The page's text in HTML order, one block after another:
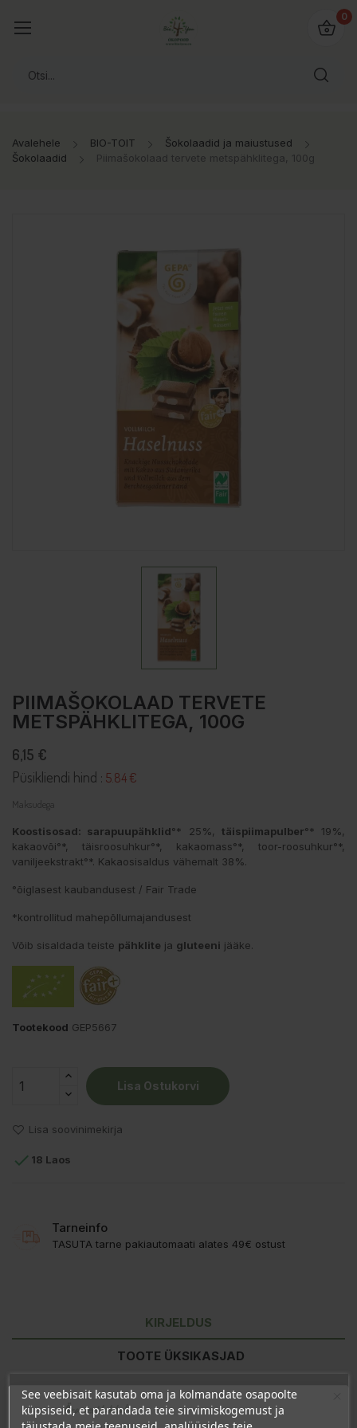
0
Avalehele BIO-TOIT
Šokolaadid ja maiustused
Šokolaadid
Piimašokolaad tervete metspähklitega, 100g
PIIMAŠOKOLAAD TERVETE
METSPÄHKLITEGA, 100G
6,15 €
Püsikliendi hind : 5.84 €
Maksudega
Koostisosad: sarapuupähklid°* 25%, täispiimapulber°* 19%,
kakaovõi°*, täisroosuhkur°*, kakaomass°*, toor-roosuhkur°*,
vaniljeekstrakt°*. Kakaosisaldus vähemalt 38%.
°õiglasest kaubandusest / Fair Trade
*kontrollitud mahepõllumajandusest
Võib sisaldada teiste pähklite ja gluteeni jääke.
Tootekood GEP5667
Lisa Ostukorvi
Lisa soovinimekirja
 18 Laos
Tarneinfo
TASUTA tarne pakiautomaati alates 49€ ostust
KIRJELDUS
TOOTE ÜKSIKASJAD
KLIENDI KOMMENTAARID
See veebisait kasutab oma ja kolmandate osapoolte
küpsiseid, et parandada teie sirvimiskogemust ja
Ära veel lahku!